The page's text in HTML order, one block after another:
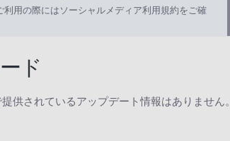
利用の際にはソーシャルメディア利用規約をご確
ド
供されているアップデート情報はありません。